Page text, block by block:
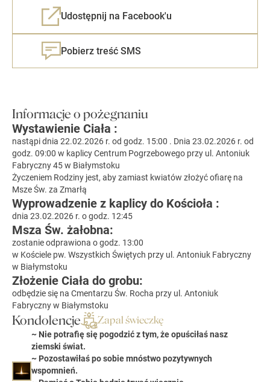
Udostępnij na Facebook'u
Pobierz treść SMS
Informacje o pożegnaniu
Wystawienie Ciała :
nastąpi dnia 22.02.2026 r. od godz. 15:00 . Dnia 23.02.2026 r. od
godz. 09:00 w kaplicy Centrum Pogrzebowego przy ul. Antoniuk
Fabryczny 45 w Białymstoku
Życzeniem Rodziny jest, aby zamiast kwiatów złożyć ofiarę na
Msze Św. za Zmarłą
Wyprowadzenie z kaplicy do Kościoła :
dnia 23.02.2026 r. o godz. 12:45
Msza Św. żałobna:
zostanie odprawiona o godz. 13:00
w Kościele pw. Wszystkich Świętych przy ul. Antoniuk Fabryczny
w Białymstoku
Złożenie Ciała do grobu:
odbędzie się na Cmentarzu Św. Rocha przy ul. Antoniuk
Fabryczny w Białymstoku
Kondolencje Zapal świeczkę
~ Nie potrafię się pogodzić z tym, że opuściłaś nasz
ziemski świat.
~ Pozostawiłaś po sobie mnóstwo pozytywnych
wspomnień.